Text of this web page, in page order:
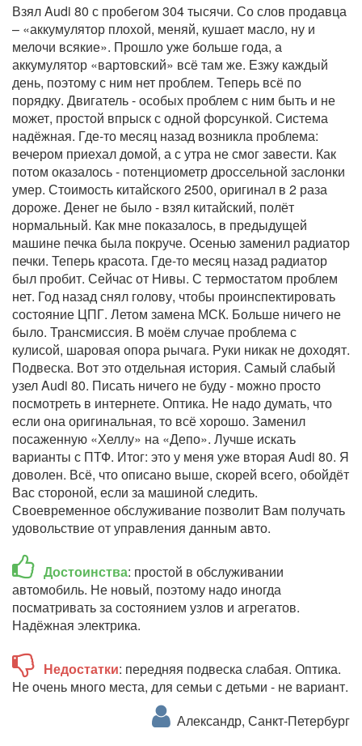
Взял Audi 80 с пробегом 304 тысячи. Со слов продавца
– «аккумулятор плохой, меняй, кушает масло, ну и
мелочи всякие». Прошло уже больше года, а
аккумулятор «вартовский» всё там же. Езжу каждый
день, поэтому с ним нет проблем. Теперь всё по
порядку. Двигатель - особых проблем с ним быть и не
может, простой впрыск с одной форсункой. Система
надёжная. Где-то месяц назад возникла проблема:
вечером приехал домой, а с утра не смог завести. Как
потом оказалось - потенциометр дроссельной заслонки
умер. Стоимость китайского 2500, оригинал в 2 раза
дороже. Денег не было - взял китайский, полёт
нормальный. Как мне показалось, в предыдущей
машине печка была покруче. Осенью заменил радиатор
печки. Теперь красота. Где-то месяц назад радиатор
был пробит. Сейчас от Нивы. С термостатом проблем
нет. Год назад снял голову, чтобы проинспектировать
состояние ЦПГ. Летом замена МСК. Больше ничего не
было. Трансмиссия. В моём случае проблема с
кулисой, шаровая опора рычага. Руки никак не доходят.
Подвеска. Вот это отдельная история. Самый слабый
узел Audi 80. Писать ничего не буду - можно просто
посмотреть в интернете. Оптика. Не надо думать, что
если она оригинальная, то всё хорошо. Заменил
посаженную «Хеллу» на «Депо». Лучше искать
варианты с ПТФ. Итог: это у меня уже вторая Audi 80. Я
доволен. Всё, что описано выше, скорей всего, обойдёт
Вас стороной, если за машиной следить.
Своевременное обслуживание позволит Вам получать
удовольствие от управления данным авто.
Достоинства: простой в обслуживании
автомобиль. Не новый, поэтому надо иногда
посматривать за состоянием узлов и агрегатов.
Надёжная электрика.
Недостатки: передняя подвеска слабая. Оптика.
Не очень много места, для семьи с детьми - не вариант.
Александр, Санкт-Петербург